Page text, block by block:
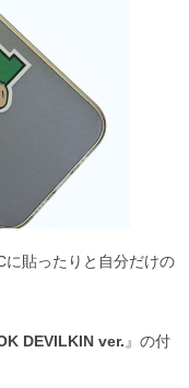
に貼ったりと自分だけの
DEVILKIN ver.』の付